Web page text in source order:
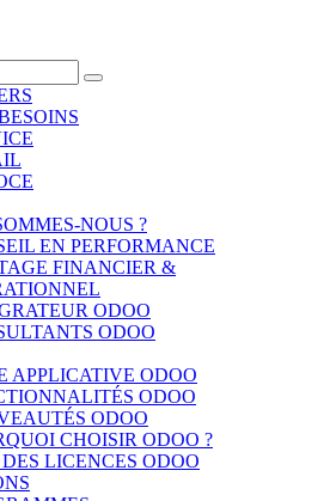
NOUS ?
EN PERFORMANCE
FINANCIER &
ODOO
ODOO
APPLICATIVE ODOO
ODOO
ODOO
CHOISIR ODOO ?
LICENCES ODOO